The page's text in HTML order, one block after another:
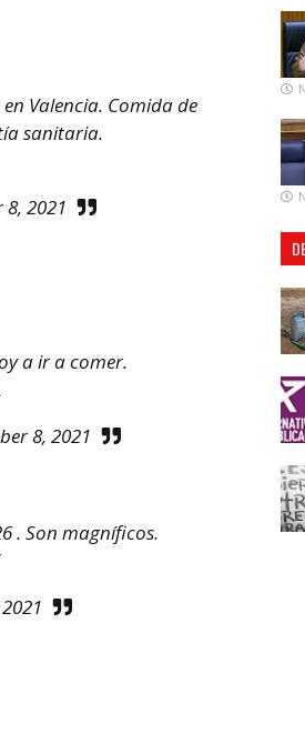
en Valencia. Comida de
sanitaria.
8, 2021
a ir a comer.
8, 2021
. Son magníficos.